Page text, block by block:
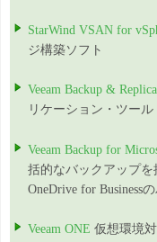
StarWind VSAN for
ジ構築ソフト
Veeam Backup &
リケーション・ツール
Veeam Backup for
括的なバックアップを
OneDrive for Business
Veeam ONE 仮想環境